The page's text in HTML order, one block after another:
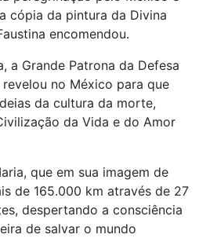
cópia da pintura da Divina
encomendou.
a Grande Patrona da Defesa
no México para que
da cultura da morte,
da Vida e do Amor
que em sua imagem de
de 165.000 km através de 27
despertando a consciência
de salvar o mundo